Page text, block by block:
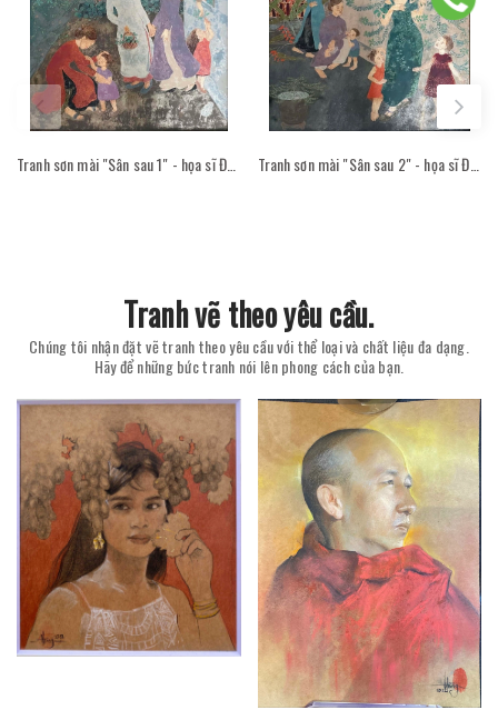
Tranh vẽ theo yêu cầu.
Chúng tôi nhận đặt vẽ tranh theo yêu cầu với thể loại và chất liệu đa dạng.
Hãy để những bức tranh nói lên phong cách của bạn.